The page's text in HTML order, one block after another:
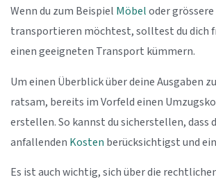
Wenn du zum Beispiel Möbeloder
transportieren möchtest, solltest du dich
einen geeigneten Transport kümmern.
Um einen Überblick über deine Ausgaben
ratsam, bereits im Vorfeld einen
erstellen. So kannst du sicherstellen, dass
anfallenden Kosten berücksichtigst und
Es ist auch wichtig, sich über die